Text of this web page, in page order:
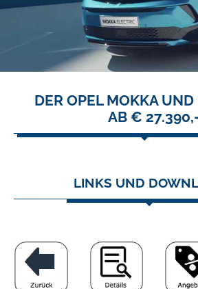
DER OPEL MOKKA
AB €
LINKS UND